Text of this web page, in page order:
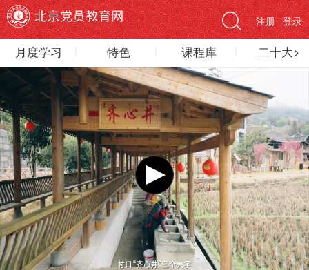
登录
注册
月度学习 特色 课程库 二十大>